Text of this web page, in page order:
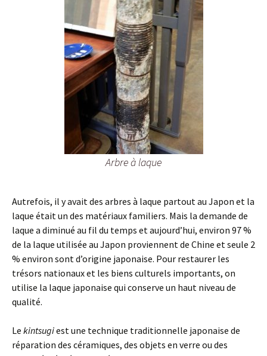
Arbre à laque
Autrefois, il y avait des arbres à laque partout au Japon et la
laque était un des matériaux familiers. Mais la demande de
laque a diminué au fil du temps et aujourd’hui, environ 97 %
de la laque utilisée au Japon proviennent de Chine et seule 2
% environ sont d’origine japonaise. Pour restaurer les
trésors nationaux et les biens culturels importants, on
utilise la laque japonaise qui conserve un haut niveau de
qualité.
Le kintsugiest une technique traditionnelle japonaise de
réparation des céramiques, des objets en verre ou des